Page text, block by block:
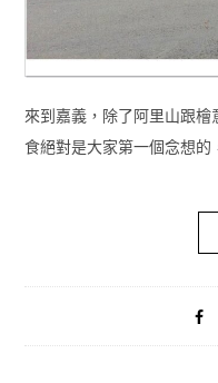
來到嘉義，除了阿里山跟
食絕對是大家第一個念想